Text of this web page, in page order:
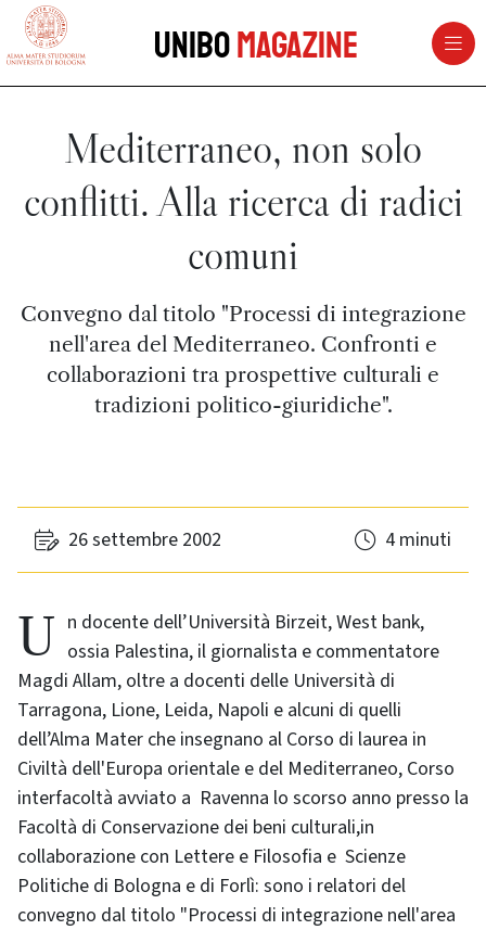
vai al contenuto della pagina
UniboMagazine
Mediterraneo, non solo
conflitti. Alla ricerca di radici
comuni
Convegno dal titolo "Processi di integrazione
nell'area del Mediterraneo. Confronti e
collaborazioni tra prospettive culturali e
tradizioni politico-giuridiche".
26 settembre 2002 4 minuti
Un docente dell’Università Birzeit, West bank, ossia Palestina, il giornalista e commentatore
Magdi Allam, oltre a docenti delle Università di
Tarragona, Lione, Leida, Napoli e alcuni di quelli
dell’Alma Mater che insegnano al Corso di laurea in
Civiltà dell'Europa orientale e del Mediterraneo, Corso
interfacoltà avviato a Ravenna lo scorso anno presso la
Facoltà di Conservazione dei beni culturali,in
collaborazione con Lettere e Filosofia e Scienze
Politiche di Bologna e di Forlì: sono i relatori del
convegno dal titolo "Processi di integrazione nell'area